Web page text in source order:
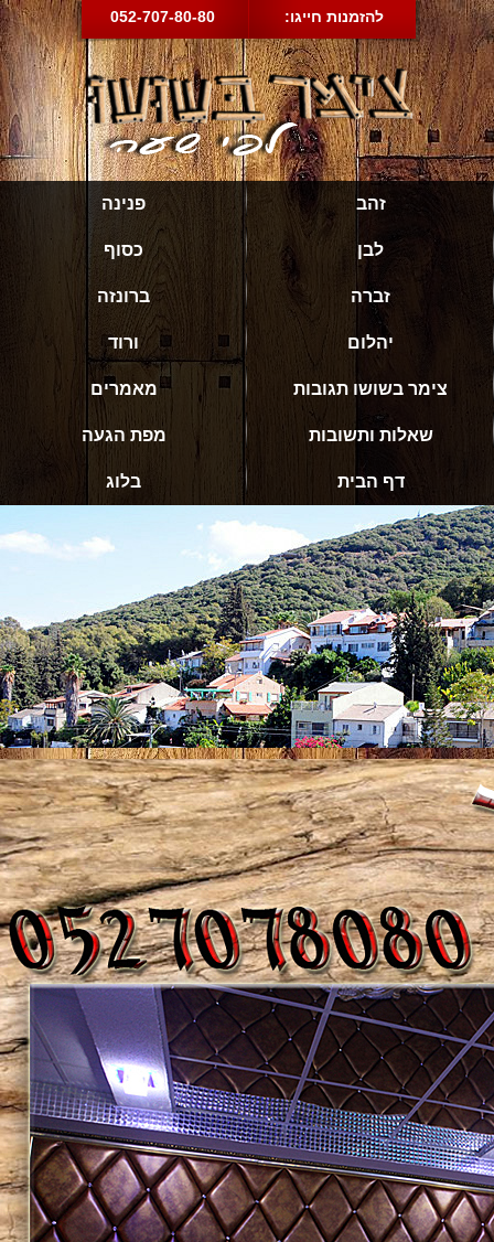
052-707-80-80 להזמנות חייגו:
פנינה זהב
כסוף לבן
ברונזה זברה
ורוד יהלום
מאמרים צימר בשושו תגובות
מפת הגעה שאלות ותשובות
בלוג דף הבית